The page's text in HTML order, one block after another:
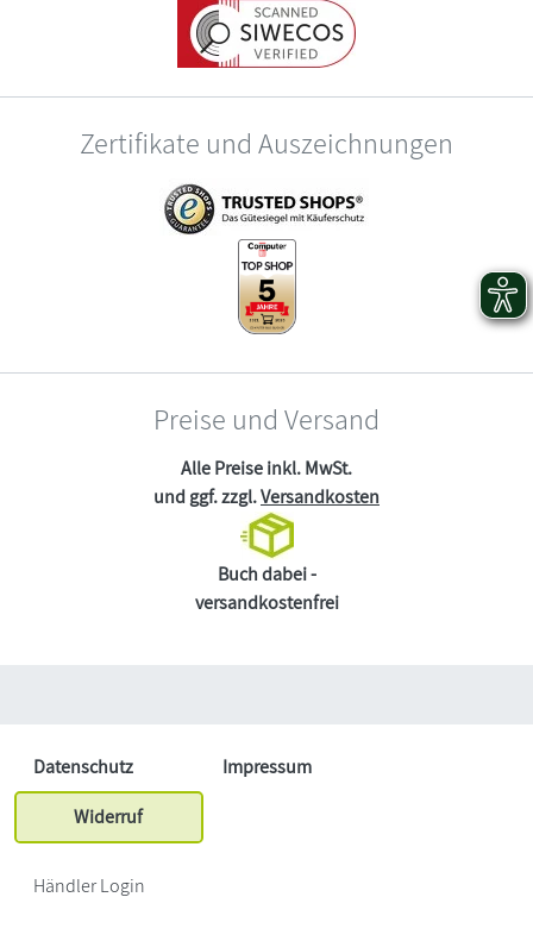
Zertifikate und Auszeichnungen
Preise und Versand
Alle Preise inkl. MwSt.
und ggf. zzgl.Versandkosten
Buch dabei -
versandkostenfrei
Datenschutz
Impressum
Widerruf
Händler Login